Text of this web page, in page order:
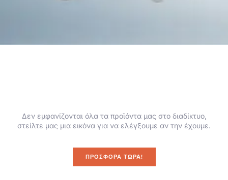
Δεν εμφανίζονται όλα τα προϊόντα μας στο διαδίκτυο,
στείλτε μας μια εικόνα για να ελέγξουμε αν την έχουμε.
ΠΡΟΣΦΟΡΆ ΤΏΡΑ!